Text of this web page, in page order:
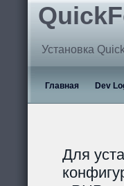
Установка
Главная Dev
Для